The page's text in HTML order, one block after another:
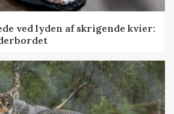
ved lyden af skrigende kvier: